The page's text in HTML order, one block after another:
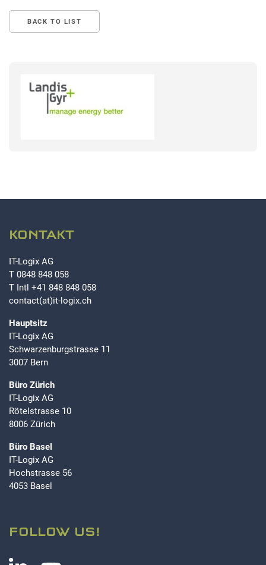
BACK TO LIST
KONTAKT
IT-Logix AG
T 0848 848 058
T Intl +41 848 848 058
contact(at)it-logix.ch
Hauptsitz
IT-Logix AG
Schwarzenburgstrasse 11
3007 Bern
Büro Zürich
IT-Logix AG
Rötelstrasse 10
8006 Zürich
Büro Basel
IT-Logix AG
Hochstrasse 56
4053 Basel
FOLLOW US!